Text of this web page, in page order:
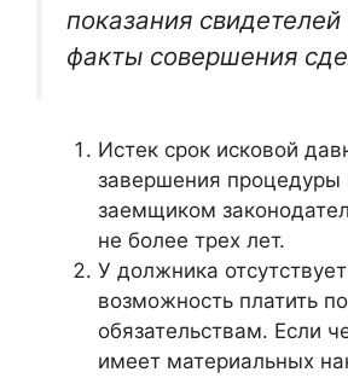
показания
факты совершения
Истек срок исковой
завершения процедуры
заемщиком
не более трех лет.
У должника
возможность платить по
обязательствам. Если
имеет материальных